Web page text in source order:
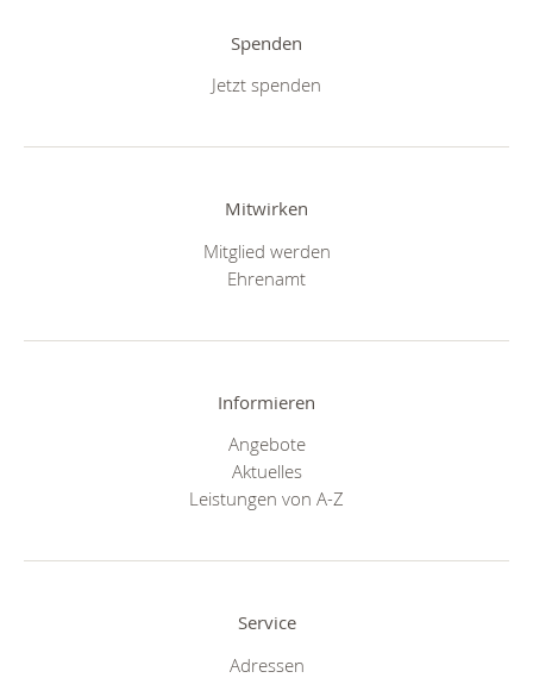
Spenden
Jetzt spenden
Mitwirken
Mitglied werden
Ehrenamt
Informieren
Angebote
Aktuelles
Leistungen von A-Z
Service
Adressen